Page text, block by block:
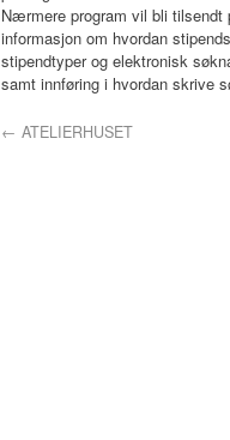
Nærmere program vil bli tilsendt
informasjon om hvordan
stipendtyper og elektronisk
samt innføring i hvordan skrive
← ATELIERHUSET